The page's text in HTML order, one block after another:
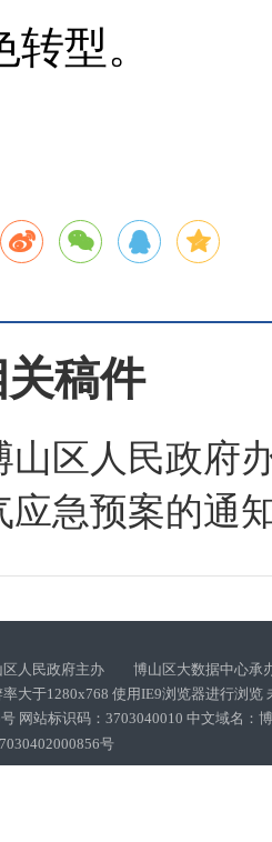
转型。
稿件
山区人民政府
应急预案的通
区人民政府主办 博山区大数据中心承
大于1280x768 使用IE9浏览器进行浏览
网站标识码：3703040010 中文域名：
号